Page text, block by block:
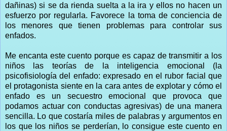
dañinas) si se da rienda suelta a la ira y ellos no hacen un
esfuerzo por regularla. Favorece la toma de conciencia de
los menores que tienen problemas para controlar sus
enfados.
Me encanta este cuento porque es capaz de transmitir a los
niños las teorías de la inteligencia emocional (la
psicofisiología del enfado: expresado en el rubor facial que
el protagonista siente en la cara antes de explotar y cómo el
enfado es un secuestro emocional que provoca que
podamos actuar con conductas agresivas) de una manera
sencilla. Lo que costaría miles de palabras y argumentos en
los que los niños se perderían, lo consigue este cuento en